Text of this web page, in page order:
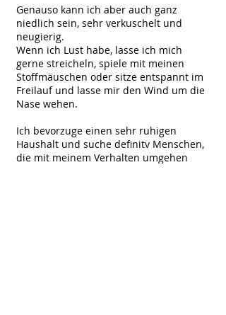
Genauso kann ich aber auch ganz
niedlich sein, sehr verkuschelt und
neugierig.
Wenn ich Lust habe, lasse ich mich
gerne streicheln, spiele mit meinen
Stoffmäuschen oder sitze entspannt im
Freilauf und lasse mir den Wind um die
Nase wehen.
Ich bevorzuge einen sehr ruhigen
Haushalt und suche definitv Menschen,
die mit meinem Verhalten umgehen